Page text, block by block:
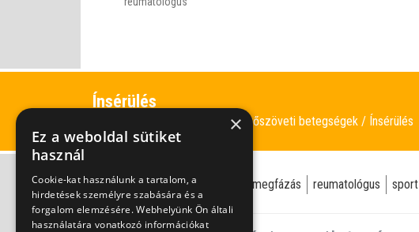
Ínsérülés
Mozgásszervi és kötőszöveti betegségek Ínsérülés
ínsérülés bemelegítés megfázás reumatológus sport
×
Ez a weboldal sütiket
használ
Cookie-kat használunk a tartalom, a
hirdetések személyre szabására és a
forgalom elemzésére. Webhelyünk Ön általi
használatára vonatkozó információkat